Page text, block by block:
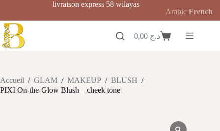
contenu
livraison express 58 wilayas
Panierد.ج
Accueil / GLAM / MAKEUP / BLUSH /
PIXI On-the-Glow Blush – cheek tone
Arabic French